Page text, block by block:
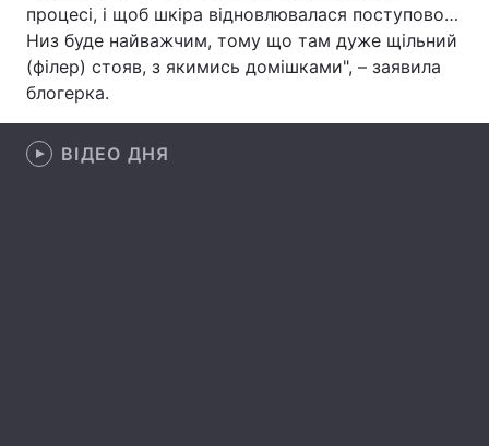
Цікавинки Погода
Екологія Регіони
процесі, і щоб шкіра відновлювалася поступово…
Низ буде найважчим, тому що там дуже щільний
(філер) стояв, з якимись домішками", – заявила
блогерка.
ВІДЕО ДНЯ